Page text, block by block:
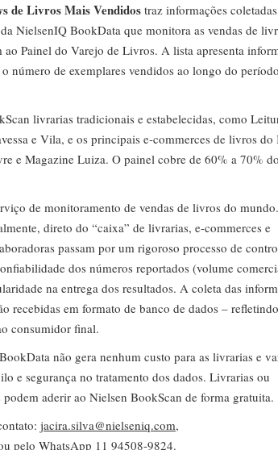
de Livros Mais Vendidos traz informações
NielsenIQ BookData que monitora as vendas de
Painel do Varejo de Livros. A lista apresenta
número de exemplares vendidos ao longo do
livrarias tradicionais e estabelecidas, como
e Vila, e os principais e-commerces de livros do
e Magazine Luiza. O painel cobre de 60% a 70% do
de monitoramento de vendas de livros do
direto do “caixa” de livrarias, e-commerces e
passam por um rigoroso processo de
dos números reportados (volume
na entrega dos resultados. A coleta das
recebidas em formato de banco de dados –
consumidor final.
não gera nenhum custo para as livrarias e
e segurança no tratamento dos dados. Livrarias ou
aderir ao Nielsen BookScan de forma gratuita.
jacira.silva@nielseniq.com,
pelo WhatsApp 11 94508-9824.